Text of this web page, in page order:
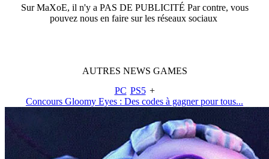
SurMaXoE, il n'y a PAS DE PUBLICITÉ Par contre, vous
pouvez nous en faire sur les réseaux sociaux
AUTRES NEWS GAMES
PC PS5 +
Concours Gloomy Eyes : Des codes à gagner pour tous...